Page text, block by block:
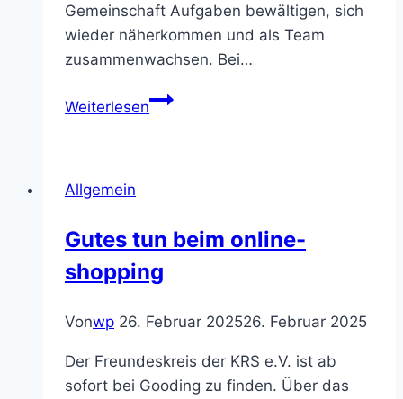
Gemeinschaft Aufgaben bewältigen, sich
wieder näherkommen und als Team
zusammenwachsen. Bei…
WeiterlesenSMV
Allgemein
Gutes tun beim online-
shopping
Vonwp 26. Februar 202526. Februar 2025
Der Freundeskreis der KRS e.V. ist ab
sofort bei Gooding zu finden. Über das